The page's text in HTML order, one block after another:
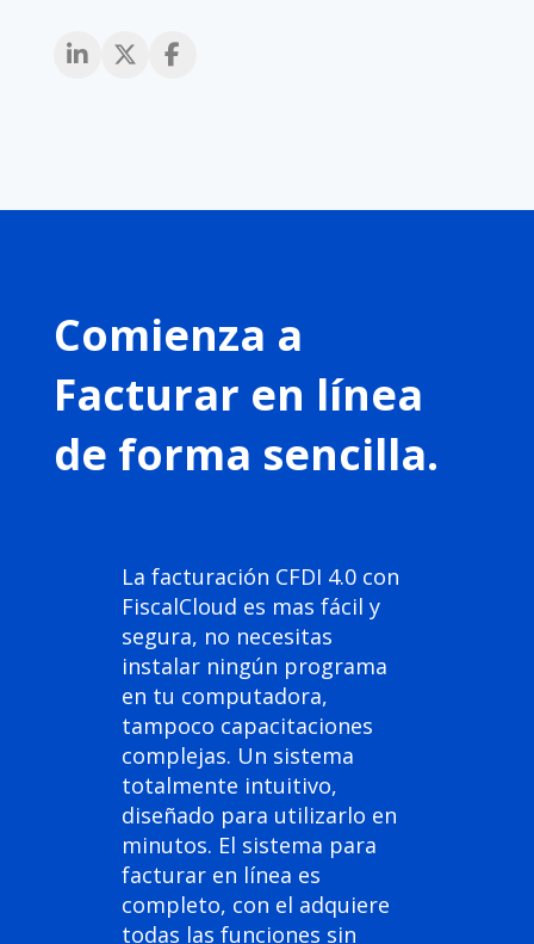
Comienza a
Facturar en línea
de forma sencilla.
La facturación CFDI 4.0 con
FiscalCloud es mas fácil y
segura, no necesitas
instalar ningún programa
en tu computadora,
tampoco capacitaciones
complejas. Un sistema
totalmente intuitivo,
diseñado para utilizarlo en
minutos. El sistema para
facturar en línea es
completo, con el adquiere
todas las funciones sin